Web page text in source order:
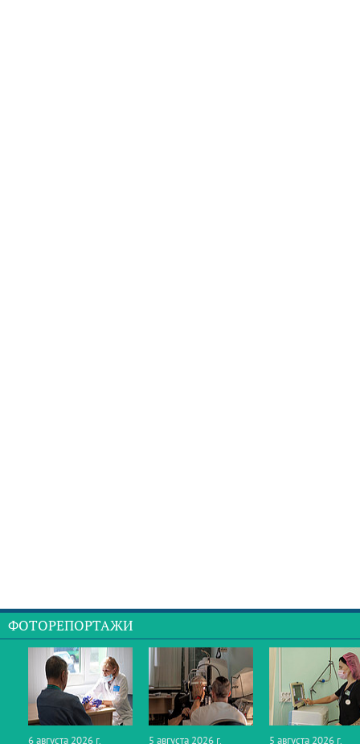
ФОТОРЕПОРТАЖИ
6 августа 2026 г. 5 августа 2026 г. 5 августа 2026 г.